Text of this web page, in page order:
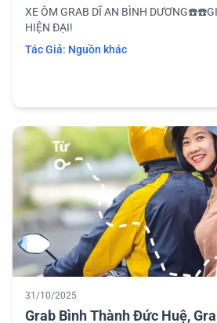
XE ÔM GRAB DĨ AN BÌNH
HIỆN ĐẠI!
Tác Giả: Nguồn khác
31/10/2025
Grab Bình Thành Đức Huệ,